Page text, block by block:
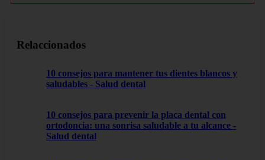
Relaccionados
10 consejos para mantener tus dientes blancos y
saludables - Salud dental
10 consejos para prevenir la placa dental con
ortodoncia: una sonrisa saludable a tu alcance -
Salud dental